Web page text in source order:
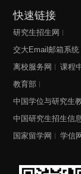
快速链接
研究生招生网
交大Email邮箱系统
离校服务网
课程
教育部
中国学位与研究生
中国研究生招生信
国家留学网
学信